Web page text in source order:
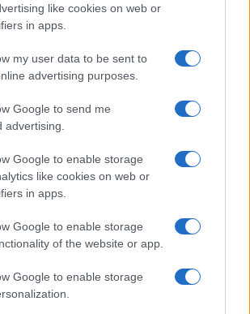
like cookies on web or
in apps.
my user data to be sent to
advertising purposes.
Google to send me
advertising.
Google to enable storage
like cookies on web or
in apps.
Google to enable storage
of the website or app.
Google to enable storage
a ir»
a Isabel Rábago, que…